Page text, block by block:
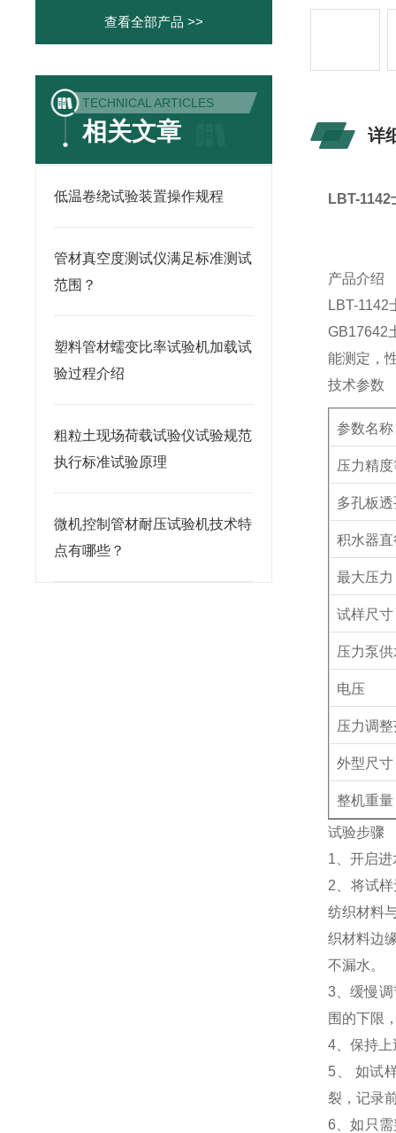
查看全部产品 >>
TECHNICAL ARTICLES
相关文章
低温卷绕试验装置操作规程
管材真空度测试仪满足标准测试
范围？
塑料管材蠕变比率试验机加载试
验过程介绍
粗粒土现场荷载试验仪试验规范
执行标准试验原理
微机控制管材耐压试验机技术特
点有哪些？
详
LBT-1142
产品介绍
LBT-1142
GB17642
能测定，
技术参数
参数名称
压力精
多孔板
积水器直
最大压力
试样尺寸
压力泵
电压
压力调
外型尺寸
整机重量
试验步骤
1 、开启
2 、将试
纺织材料
织材料边
不漏水。
3 、缓慢
围的下限
4 、保持
5 、 如试
裂，记录
6 、如只